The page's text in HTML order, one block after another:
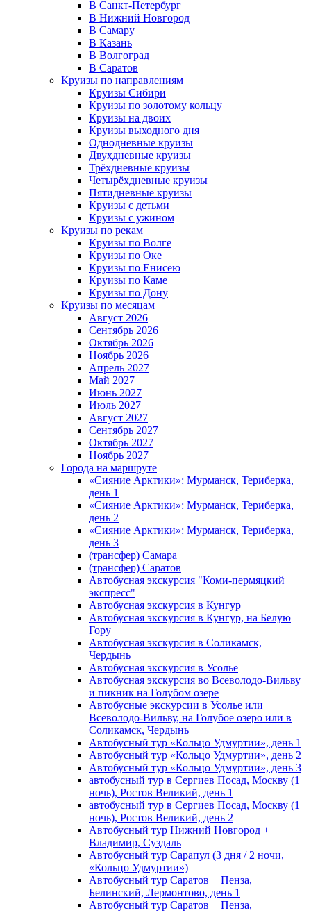
В Санкт-Петербург
В Нижний Новгород
В Самару
В Казань
В Волгоград
В Саратов
Круизы по направлениям
Круизы Сибири
Круизы по золотому кольцу
Круизы на двоих
Круизы выходного дня
Однодневные круизы
Двухдневные круизы
Трёхдневные круизы
Четырёхдневные круизы
Пятидневные круизы
Круизы с детьми
Круизы с ужином
Круизы по рекам
Круизы по Волге
Круизы по Оке
Круизы по Енисею
Круизы по Каме
Круизы по Дону
Круизы по месяцам
Август 2026
Сентябрь 2026
Октябрь 2026
Ноябрь 2026
Апрель 2027
Май 2027
Июнь 2027
Июль 2027
Август 2027
Сентябрь 2027
Октябрь 2027
Ноябрь 2027
Города на маршруте
«Сияние Арктики»: Мурманск, Териберка,
день 1
«Сияние Арктики»: Мурманск, Териберка,
день 2
«Сияние Арктики»: Мурманск, Териберка,
день 3
(трансфер) Самара
(трансфер) Саратов
Автобусная экскурсия "Коми-пермяцкий
экспресс"
Автобусная экскурсия в Кунгур
Автобусная экскурсия в Кунгур, на Белую
Гору
Автобусная экскурсия в Соликамск,
Чердынь
Автобусная экскурсия в Усолье
Автобусная экскурсия во Всеволодо-Вильву
и пикник на Голубом озере
Автобусные экскурсии в Усолье или
Всеволодо-Вильву, на Голубое озеро или в
Соликамск, Чердынь
Автобусный тур «Кольцо Удмуртии», день 1
Автобусный тур «Кольцо Удмуртии», день 2
Автобусный тур «Кольцо Удмуртии», день 3
автобусный тур в Сергиев Посад, Москву (1
ночь), Ростов Великий, день 1
автобусный тур в Сергиев Посад, Москву (1
ночь), Ростов Великий, день 2
Автобусный тур Нижний Новгород +
Владимир, Суздаль
Автобусный тур Сарапул (3 дня / 2 ночи,
«Кольцо Удмуртии»)
Автобусный тур Саратов + Пенза,
Белинский, Лермонтово, день 1
Автобусный тур Саратов + Пенза,